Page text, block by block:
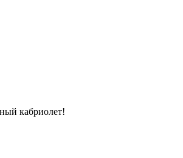
кабриолет!